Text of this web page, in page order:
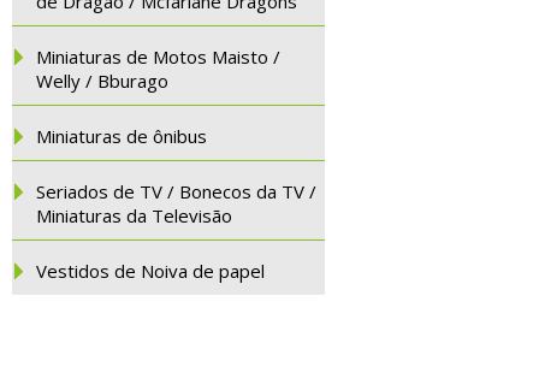
Miniaturas de Motos Maisto /
Welly / Bburago
Miniaturas de ônibus
Seriados de TV / Bonecos da TV /
Miniaturas da Televisão
Vestidos de Noiva de papel